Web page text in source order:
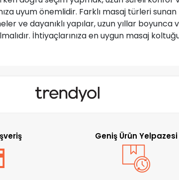
uyum önemlidir. Farklı masaj türleri
ve dayanıklı yapılar, uzun yıllar
İhtiyaçlarınıza en uygun masaj
Geniş Ürün Yelpazesi